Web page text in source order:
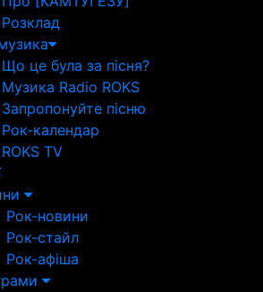
Розклад
Що це була за пісня?
Музика Radio ROKS
Запропонуйте пісню
Рок-календар
ROKS TV
Рок-новини
Рок-стайл
Рок-афіша